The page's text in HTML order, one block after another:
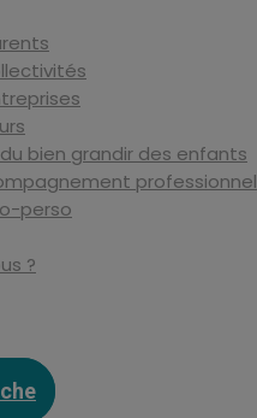
bien grandir des enfants
professionnel
perso
?